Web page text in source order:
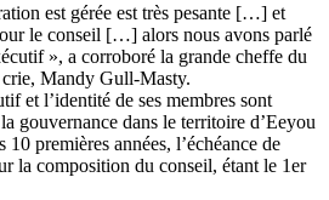
est gérée est très pesante […] et
le conseil […] alors nous avons parlé
», a corroboré la grande cheffe du
Mandy Gull-Masty.
et l’identité de ses membres sont
gouvernance dans le territoire d’Eeyou
premières années, l’échéance de
la composition du conseil, étant le 1er